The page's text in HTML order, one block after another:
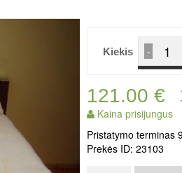
Kiekis -
121.00 €
Kaina prisijungus
Pristatymo terminas
Prekės ID: 23103